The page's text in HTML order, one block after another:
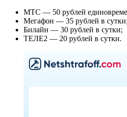
МТС — 50 рублей
Мегафон — 35 рублей в
Билайн — 30 рублей в сутки;
ТЕЛЕ2 — 20 рублей в сутки.